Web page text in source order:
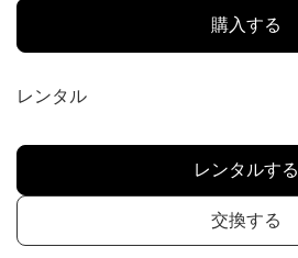
購入する
レンタル
レンタルする
交換する